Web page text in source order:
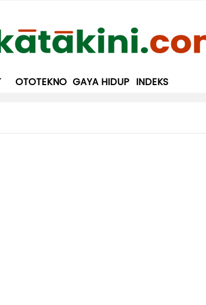
OTOTEKNO GAYA HIDUP INDEKS